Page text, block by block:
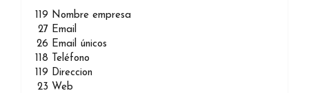
119 Nombre empresa
27 Email
26 Email únicos
118
Teléfono
119 Direccion
23 Web